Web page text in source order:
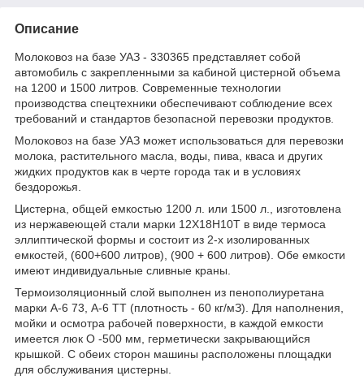
Описание
Молоковоз на базе УАЗ - 330365 представляет собой
автомобиль с закрепленными за кабиной цистерной объема
на 1200 и 1500 литров. Современные технологии
производства спецтехники обеспечивают соблюдение всех
требований и стандартов безопасной перевозки продуктов.
Молоковоз на базе УАЗ может использоваться для перевозки
молока, растительного масла, воды, пива, кваса и других
жидких продуктов как в черте города так и в условиях
бездорожья.
Цистерна, общей емкостью 1200 л. или 1500 л., изготовлена
из нержавеющей стали марки 12Х18Н10Т в виде термоса
эллиптической формы и состоит из 2-х изолированных
емкостей, (600+600 литров), (900 + 600 литров). Обе емкости
имеют индивидуальные сливные краны.
Термоизоляционный слой выполнен из пенополиуретана
марки А-6 73, А-6 ТТ (плотность - 60 кг/мЗ). Для наполнения,
мойки и осмотра рабочей поверхности, в каждой емкости
имеется люк O -500 мм, герметически закрывающийся
крышкой. С обеих сторон машины расположены площадки
для обслуживания цистерны.